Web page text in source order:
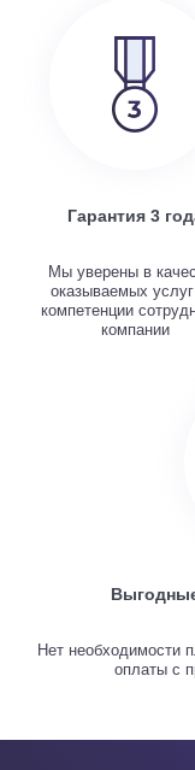
Гарантия 3
Мы уверены в
оказываемых
компетенции
компании
Нет необходимости
оплаты с